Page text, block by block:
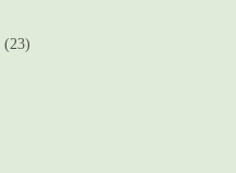
(23)